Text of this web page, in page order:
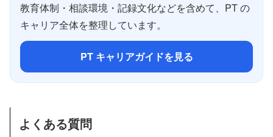
教育体制・相談環境・記録文化などを含めて、PT の
キャリア全体を整理しています。
PT キャリアガイドを見る
よくある質問